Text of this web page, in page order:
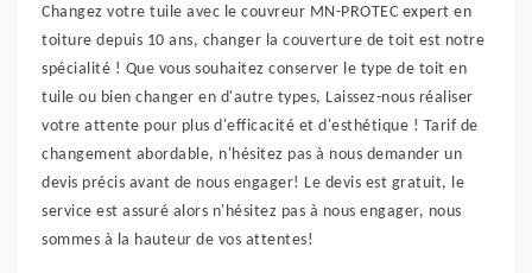
Changez votre tuile avec le couvreur MN-PROTEC expert en
toiture depuis 10 ans, changer la couverture de toit est notre
spécialité ! Que vous souhaitez conserver le type de toit en
tuile ou bien changer en d'autre types, Laissez-nous réaliser
votre attente pour plus d'efficacité et d'esthétique ! Tarif de
changement abordable, n'hésitez pas à nous demander un
devis précis avant de nous engager! Le devis est gratuit, le
service est assuré alors n'hésitez pas à nous engager, nous
sommes à la hauteur de vos attentes!